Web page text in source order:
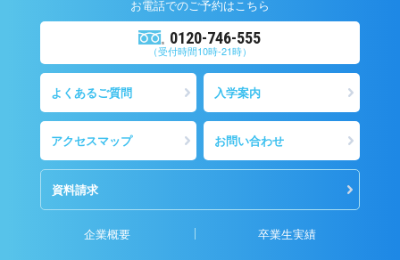
お電話でのご予約はこちら
0120-746-555
（受付時間10時-21時）
よくあるご質問 入学案内
アクセスマップ お問い合わせ
資料請求
企業概要 卒業生実績